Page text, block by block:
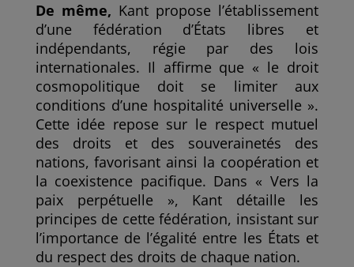
De même, Kant propose l’établissement
d’une fédération d’États libres et
indépendants, régie par des lois
internationales. Il affirme que « le droit
cosmopolitique doit se limiter aux
conditions d’une hospitalité universelle ».
Cette idée repose sur le respect mutuel
des droits et des souverainetés des
nations, favorisant ainsi la coopération et
la coexistence pacifique. Dans « Vers la
paix perpétuelle », Kant détaille les
principes de cette fédération, insistant sur
l’importance de l’égalité entre les États et
du respect des droits de chaque nation.